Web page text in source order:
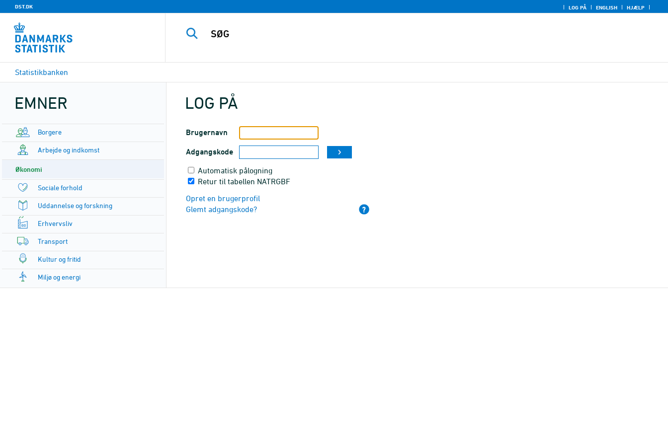
DST.DK LOG PÅ ENGLISH HJÆLP
Statistikbanken
EMNER
Borgere
Arbejde og indkomst
Økonomi
Sociale forhold
Uddannelse og forskning
Erhvervsliv
Transport
Kultur og fritid
Miljø og energi
LOG PÅ
Brugernavn
Adgangskode
Automatisk pålogning
Retur til tabellen NATRGBF
Opret en brugerprofil
Glemt adgangskode?